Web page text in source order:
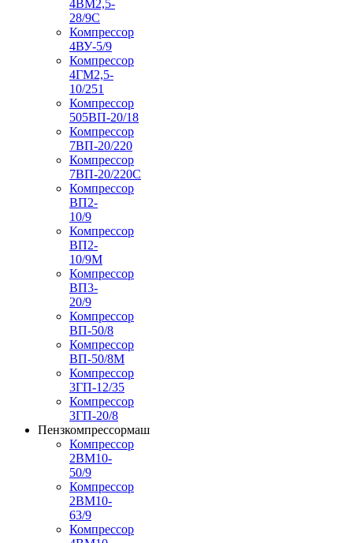
4ВМ2,5-
28/9С
Компрессор
4ВУ-5/9
Компрессор
4ГМ2,5-
10/251
Компрессор
505ВП-20/18
Компрессор
7ВП-20/220
Компрессор
7ВП-20/220С
Компрессор
ВП2-
10/9
Компрессор
ВП2-
10/9М
Компрессор
ВП3-
20/9
Компрессор
ВП-50/8
Компрессор
ВП-50/8М
Компрессор
3ГП-12/35
Компрессор
3ГП-20/8
Пензкомпрессормаш
Компрессор
2ВМ10-
50/9
Компрессор
2ВМ10-
63/9
Компрессор